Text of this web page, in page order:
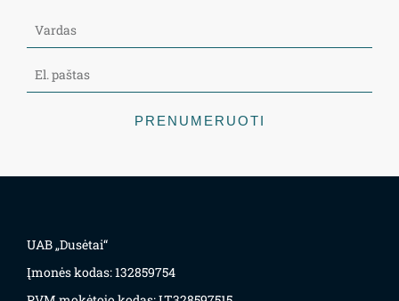
PRENUMERUOTI
UAB „Dusėtai“
Įmonės kodas: 132859754